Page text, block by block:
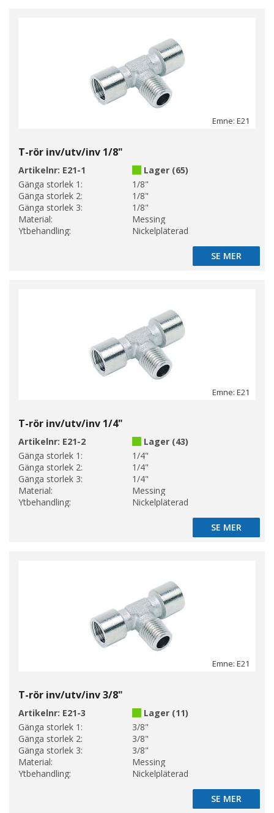
Emne: E21
T-rör inv/utv/inv 1/8"
Artikelnr: E21-1
Lager (65)
Gänga storlek 1:
1/8"
Gänga storlek 2:
1/8"
Gänga storlek 3:
1/8"
Material:
Messing
Ytbehandling:
Nickelpläterad
SE MER
SE MER
Emne: E21
T-rör inv/utv/inv 1/4"
Artikelnr: E21-2
Lager (43)
Gänga storlek 1:
1/4"
Gänga storlek 2:
1/4"
Gänga storlek 3:
1/4"
Material:
Messing
Ytbehandling:
Nickelpläterad
SE MER
SE MER
Emne: E21
T-rör inv/utv/inv 3/8"
Artikelnr: E21-3
Lager (11)
Gänga storlek 1:
3/8"
Gänga storlek 2:
3/8"
Gänga storlek 3:
3/8"
Material:
Messing
Ytbehandling:
Nickelpläterad
SE MER
SE MER